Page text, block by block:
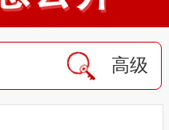
高级